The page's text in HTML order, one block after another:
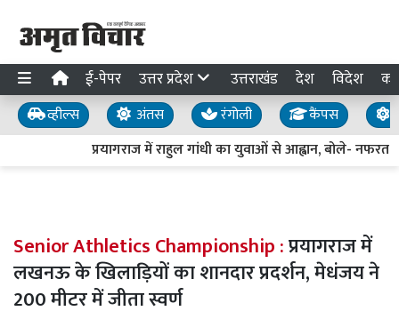
ई-पेपर उत्तर प्रदेश उत्तराखंड देश विदेश
व्हील्स अंतस रंगोली कैंपस
प्रयागराज में राहुल गांधी का युवाओं से आह्वान, बोले- नफरत
Senior Athletics Championship :प्रयागराज में
लखनऊ के खिलाड़ियों का शानदार प्रदर्शन, मेधंजय ने
200 मीटर में जीता स्वर्ण